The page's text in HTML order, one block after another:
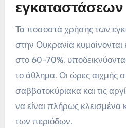
Τα ποσοστά χρήσης των
στην Ουκρανία
στο 60-70%,
το άθλημα. Οι ώρες αιχμής
σαββατοκύριακα και τις
να είναι πλήρως κλεισμένα
των περιόδων.